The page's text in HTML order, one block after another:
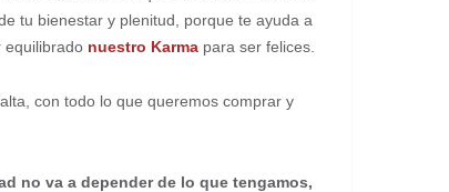
tu bienestar y plenitud, porque te ayuda a
equilibrado nuestro Karma para ser felices.
con todo lo que queremos comprar y
no va a depender de lo que tengamos,